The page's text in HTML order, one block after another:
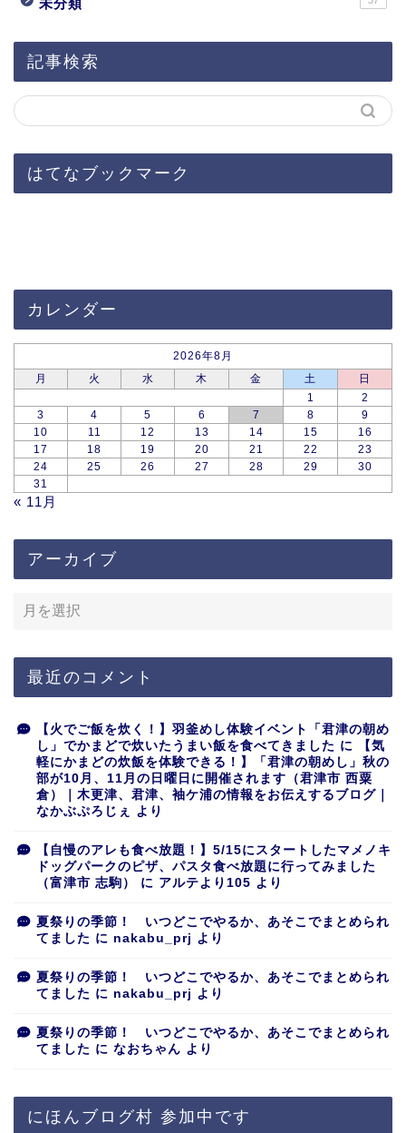
未分類
記事検索
はてなブックマーク
カレンダー
2026年8月
月
火 水 木 金 土
日
1
2
3
4 5 6 7 8
9
10
11 12 13 14 15
16
17
18 19 20 21 22
23
24
25 26 27 28 29
30
31
« 11月
アーカイブ
最近のコメント
【火でご飯を炊く！】羽釜めし体験イベント「君津の朝め
し」でかまどで炊いたうまい飯を食べてきました に
【気
軽にかまどの炊飯を体験できる！】「君津の朝めし」秋の
部が10月、11月の日曜日に開催されます（君津市 西粟
倉）｜木更津、君津、袖ケ浦の情報をお伝えするブログ｜
なかぶぷろじぇ
より
【自慢のアレも食べ放題！】5/15にスタートしたマメノキ
ドッグパークのピザ、パスタ食べ放題に行ってみました
（富津市 志駒）
に アルテより105 より
夏祭りの季節！ いつどこでやるか、あそこでまとめられ
てました に nakabu_prj より
夏祭りの季節！ いつどこでやるか、あそこでまとめられ
てました に nakabu_prj より
夏祭りの季節！ いつどこでやるか、あそこでまとめられ
てました に なおちゃん より
にほんブログ村 参加中です